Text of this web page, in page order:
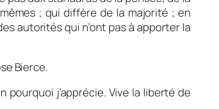
; qui diffère de la majorité ; en
autorités qui n’ont pas à apporter la
Bierce.
j’apprécie. Vive la liberté de